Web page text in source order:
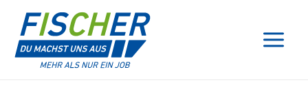
Inhalt
springen